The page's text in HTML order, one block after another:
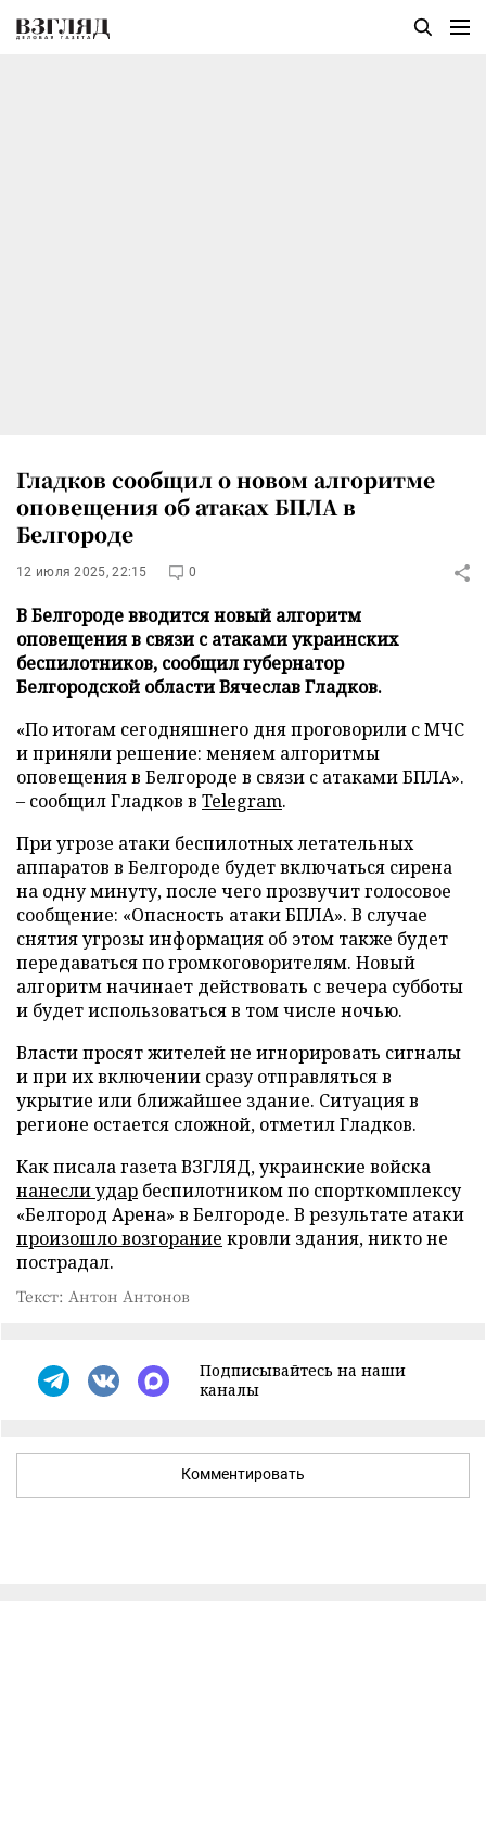
Гладков сообщил о новом алгоритме
оповещения об атаках БПЛА в
Белгороде
12 июля 2025, 22:15 0
В Белгороде вводится новый алгоритм
оповещения в связи с атаками украинских
беспилотников, сообщил губернатор
Белгородской области Вячеслав Гладков.
«По итогам сегодняшнего дня проговорили с МЧС
и приняли решение: меняем алгоритмы
оповещения в Белгороде в связи с атаками БПЛА».
– сообщил Гладков в Telegram.
При угрозе атаки беспилотных летательных
аппаратов в Белгороде будет включаться сирена
на одну минуту, после чего прозвучит голосовое
сообщение: «Опасность атаки БПЛА». В случае
снятия угрозы информация об этом также будет
передаваться по громкоговорителям. Новый
алгоритм начинает действовать с вечера субботы
и будет использоваться в том числе ночью.
Власти просят жителей не игнорировать сигналы
и при их включении сразу отправляться в
укрытие или ближайшее здание. Ситуация в
регионе остается сложной, отметил Гладков.
Как писала газета ВЗГЛЯД, украинские войска
нанесли удар беспилотником по спорткомплексу
«Белгород Арена» в Белгороде. В результате атаки
произошло возгорание кровли здания, никто не
пострадал.
Текст: Антон Антонов
Подписывайтесь на наши
каналы
Комментировать